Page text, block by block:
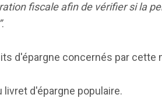
fiscale afin de vérifier si la
.
d'épargne concernés par
livret d'épargne populaire.